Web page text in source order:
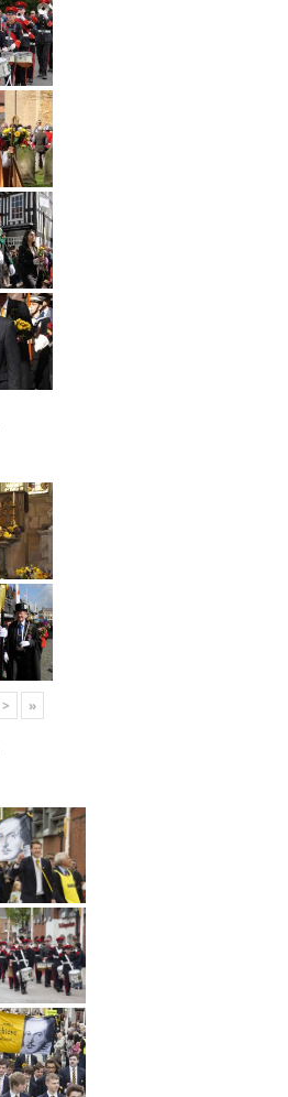
> »